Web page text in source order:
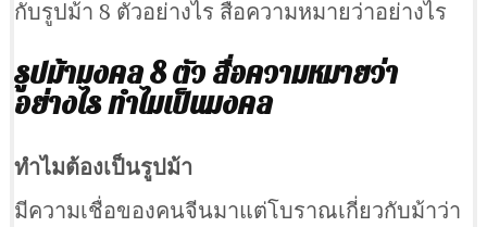
กับรูปม้า 8 ตัวอย่างไร สื่อความหมายว่าอย่างไร
รูปม้ามงคล 8 ตัว สื่อความหมายว่า
อย่างไร ทำไมเป็นมงคล
ทำไมต้องเป็นรูปม้า
มีความเชื่อของคนจีนมาแต่โบราณเกี่ยวกับม้าว่า